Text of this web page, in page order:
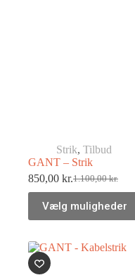
Strik, Tilbud
GANT – Strik
1.100,00kr.
850,00 kr.
Vælg muligheder